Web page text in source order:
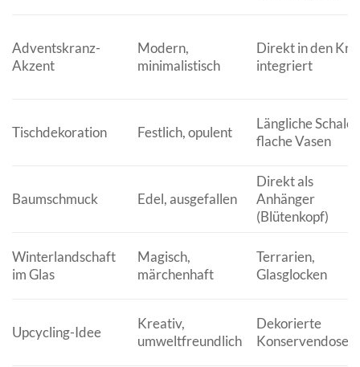
Adventskranz-
Akzent
Modern,
minimalistisch
Direkt in den
integriert
Tischdekoration Festlich, opulent
Längliche
flache Vasen
Baumschmuck Edel, ausgefallen
Direkt als
Anhänger
(Blütenkopf)
Winterlandschaft
im Glas
Magisch,
märchenhaft
Terrarien,
Glasglocken
Upcycling-Idee
Kreativ,
umweltfreundlich
Dekorierte
Konservendosen